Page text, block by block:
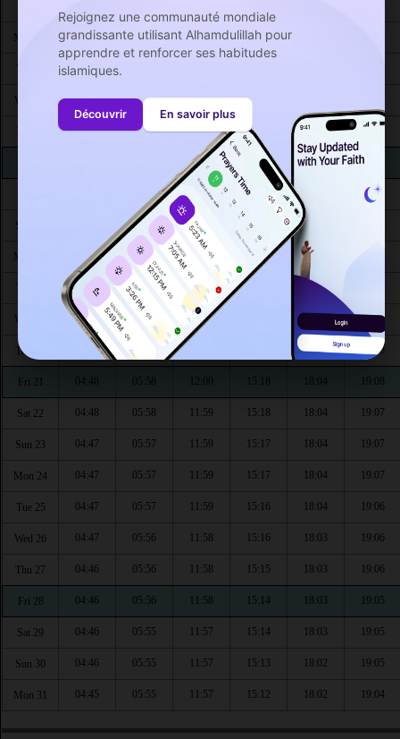
Rejoignez une communauté mondiale
grandissante utilisant Alhamdulillah pour
apprendre et renforcer ses habitudes
islamiques.
Découvrir En savoir plus
Mon 10 04:49 06:01 12:02 15:23
04:49
Wed 12 04:49 06:00 12:02 15:23
04:49 06:00 12:01 15:22 18:06 19:10
12:01 15:22 18:06 19:09
06:00 12:01 15:21 19:09
Sun 16 05:59 12:01 15:21 18:05
Mon 17 04:48 05:59 12:01 15:20 18:05
04:48 05:59 12:00 15:20 18:05
Wed 19 04:48 05:59 12:00 18:05 19:08
Thu 20 04:48 05:58 18:05 19:08
Fri 21 04:48 05:58 12:00 15:18 18:04 19:08
Sat 22 04:48 05:58 11:59 15:18 18:04 19:07
Sun 23 04:47 05:57 11:59 15:17 18:04 19:07
Mon 24 04:47 05:57 11:59 15:17 18:04 19:07
Tue 25 04:47 05:57 11:59 15:16 18:04 19:06
Wed 26 04:47 05:56 11:58 15:16 18:03 19:06
Thu 27 04:46 05:56 11:58 15:15 18:03 19:06
Fri 28 04:46 05:56 11:58 15:14 18:03 19:05
Sat 29 04:46 05:55 11:57 15:14 18:03 19:05
Sun 30 04:46 05:55 11:57 15:13 18:02 19:05
Mon 31 04:45 05:55 11:57 15:12 18:02 19:04